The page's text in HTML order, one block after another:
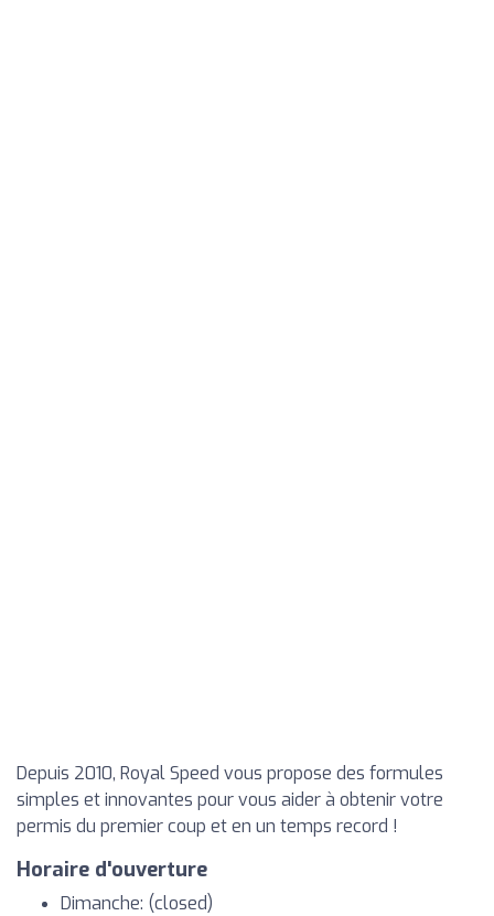
Depuis 2010, Royal Speed vous propose des formules
simples et innovantes pour vous aider à obtenir votre
permis du premier coup et en un temps record !
Horaire d'ouverture
Dimanche: (closed)